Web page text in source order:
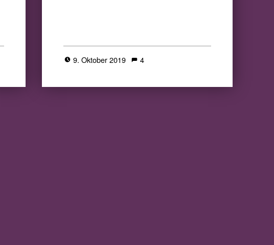
9. Oktober 2019 4